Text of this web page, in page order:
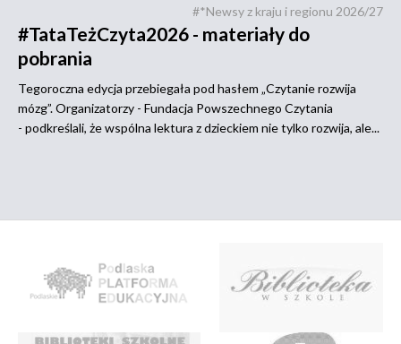
#*Newsy z kraju i regionu 2026/27
#TataTeżCzyta2026 - materiały do
pobrania
Tegoroczna edycja przebiegała pod hasłem „Czytanie rozwija
mózg”. Organizatorzy - Fundacja Powszechnego Czytania
- podkreślali, że wspólna lektura z dzieckiem nie tylko rozwija, ale...